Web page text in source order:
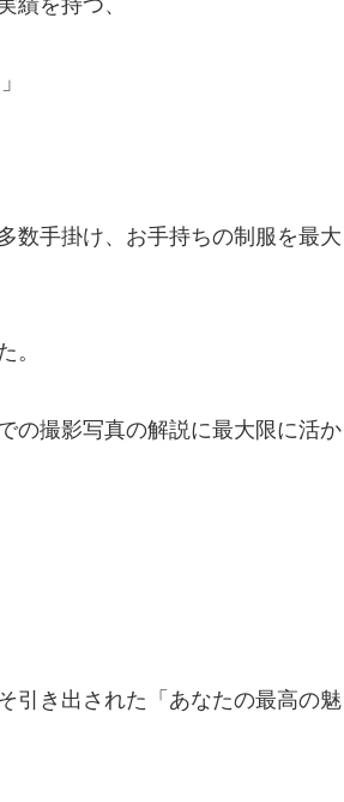
数手掛け、お手持ちの制服を最大
。
の撮影写真の解説に最大限に活か
引き出された「あなたの最高の魅